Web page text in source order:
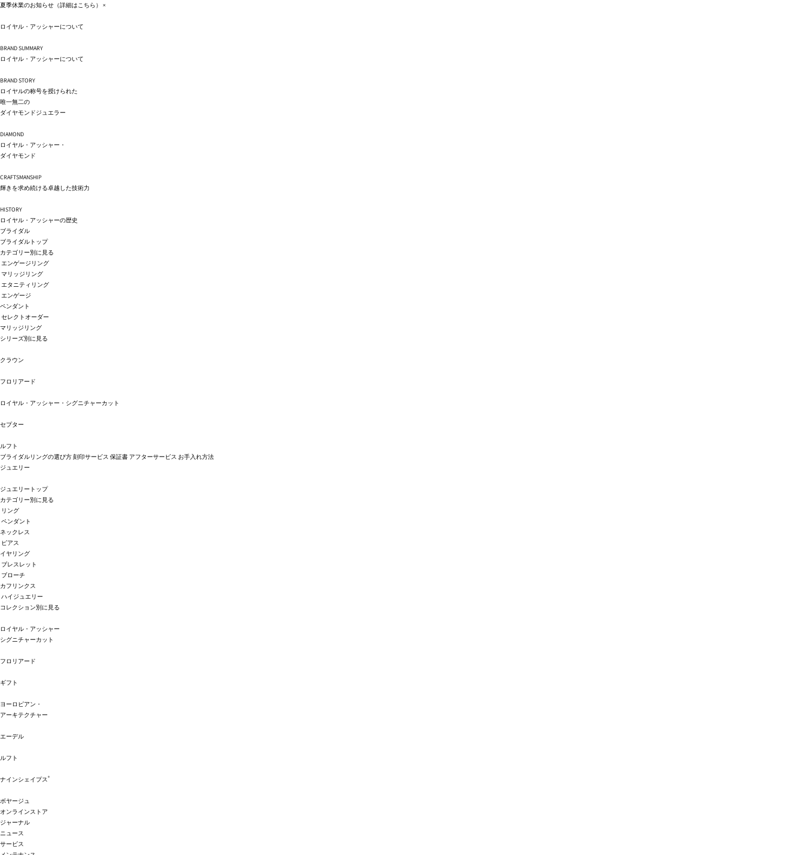
コンテ
進む
夏季休業のお知らせ（詳細はこちら） ×
ロイヤル・アッシャーについて
BRAND SUMMARY
ロイヤル・アッシャーについて
BRAND STORY
ロイヤルの称号を授けられた
唯一無二の
ダイヤモンドジュエラー
DIAMOND
ロイヤル・アッシャー・
ダイヤモンド
CRAFTSMANSHIP
輝きを求め続ける卓越した技術力
HISTORY
ロイヤル・アッシャーの歴史
ブライダル
ブライダルトップ
カテゴリー別に見る
エンゲージリング
マリッジリング
エタニティリング
エンゲージ
ペンダント
セレクトオーダー
マリッジリング
シリーズ別に見る
クラウン
フロリアード
ロイヤル・アッシャー・シグニチャーカット
セプター
ルフト
ブライダルリングの選び方刻印サービス 保証書 アフターサービス お手入れ方法
ジュエリー
ジュエリートップ
カテゴリー別に見る
リング
ペンダント
ネックレス
ピアス
イヤリング
ブレスレット
ブローチ
カフリンクス
ハイジュエリー
コレクション別に見る
ロイヤル・アッシャー
シグニチャーカット
フロリアード
ギフト
ヨーロピアン・
アーキテクチャー
エーデル
ルフト
ナインシェイプス®
ボヤージュ
オンラインストア
ジャーナル
ニュース
サービス